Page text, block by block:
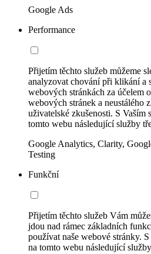
Google Ads
Performance
Přijetím těchto služeb můžeme
analyzovat chování při klikání a
webových stránkách za účelem
webových stránek a neustálého
uživatelské zkušenosti. S Vaším
tomto webu následující služby
Google Analytics, Clarity,
Testing
Funkční
Přijetím těchto služeb Vám
jdou nad rámec základních
používat naše webové stránky.
na tomto webu následující